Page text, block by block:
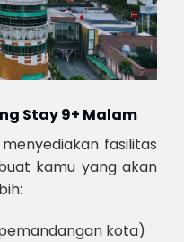
Stay 9+ Malam
fasilitas
kamu yang akan
kota)